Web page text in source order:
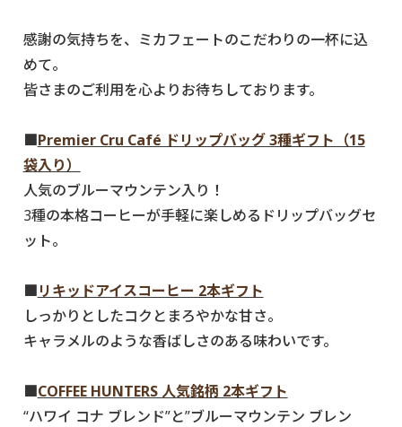
感謝の気持ちを、ミカフェートのこだわりの一杯に込
めて。
皆さまのご利用を心よりお待ちしております。
■Premier Cru Café ドリップバッグ 3種ギフト（15
袋入り）
人気のブルーマウンテン入り！
3種の本格コーヒーが手軽に楽しめるドリップバッグセ
ット。
■リキッドアイスコーヒー 2本ギフト
しっかりとしたコクとまろやかな甘さ。
キャラメルのような香ばしさのある味わいです。
■COFFEE HUNTERS 人気銘柄 2本ギフト
“ハワイ コナ ブレンド”と”ブルーマウンテン ブレン